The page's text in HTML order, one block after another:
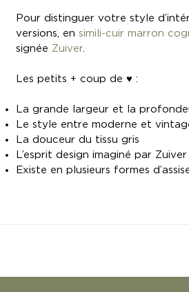
Pour distinguer votre style
versions, en simili-cuir marron
signée Zuiver.
Les petits + coup de ♥ :
La grande largeur et la
Le style entre moderne et
La douceur du tissu gris
L’esprit design imaginé par Zuiver
Existe en plusieurs formes